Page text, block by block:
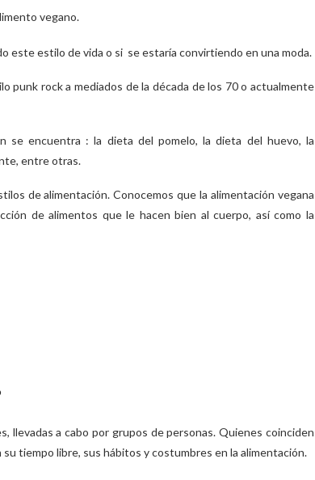
vegano.
este estilo de vida o si se estaría convirtiendo en una moda.
punk rock a mediados de la década de los 70 o actualmente
se encuentra : la dieta del pomelo, la dieta del huevo, la
entre otras.
de alimentación. Conocemos que la alimentación vegana
de alimentos que le hacen bien al cuerpo, así como la
llevadas a cabo por grupos de personas. Quienes coinciden
tiempo libre, sus hábitos y costumbres en la alimentación.